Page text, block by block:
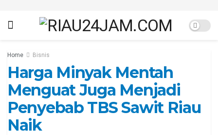
Home Bisnis
Harga Minyak Mentah
Menguat Juga Menjadi
Penyebab TBS Sawit Riau
Naik